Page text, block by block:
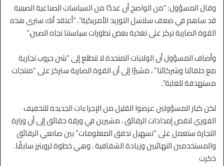
وقال المسؤول: “من الواضح أن عددًا من السياسات الصناعية الصينية
قد ساهم في ضعف سلاسل التوريد الأمريكية”. “أعتقد أنك سترى هذه
القوة الضاربة تركز على تغذية بعض تطورات سياستنا تجاه الصين.”
وأضاف المسؤول أن الولايات المتحدة لا تتطلع إلى “شن حروب تجارية
مع حلفائنا وشركائنا” ، مشيرًا إلى أن القوة الضاربة ستركز على “منتجات
مستهدفة للغاية”.
لكن كبار المسؤولين عرضوا القليل من الإجراءات الجديدة للتخفيف
الفوري لنقص إمدادات الرقائق ، مشيرين في ورقة حقائق إلى أن وزارة
التجارة ستعمل على “تسهيل تدفق المعلومات” بين صانعي الرقائق
والمستخدمين النهائيين وزيادة الشفافية ، وهي خطوة لرويترز سابقًا.
ذكرت